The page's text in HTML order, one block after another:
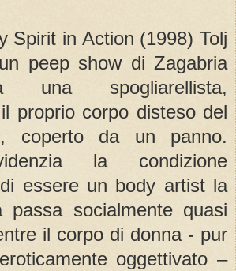
Spirit in Action (1998) Tolj
peep show di Zagabria
una spogliarellista,
proprio corpo disteso del
coperto da un panno.
la condizione
essere un body artist la
passa socialmente quasi
il corpo di donna - pur
oggettivato –